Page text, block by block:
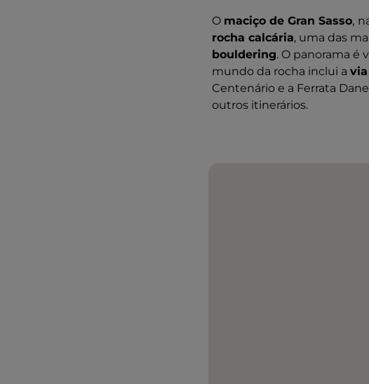
O maciço de Gran Sasso,
rocha calcária, uma das
bouldering. O panorama é
mundo da rocha inclui a
Centenário e a Ferrata
outros itinerários.